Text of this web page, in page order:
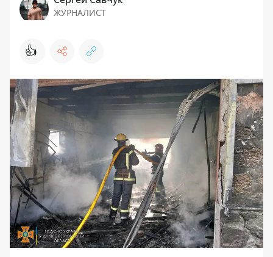
ЖУРНАЛИСТ
👍